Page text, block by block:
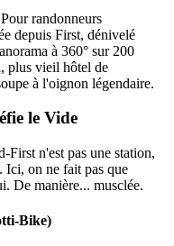
randonneurs
depuis First, dénivelé
à 360° sur 200
plus vieil hôtel de
à l'oignon légendaire.
le Vide
First n'est pas une station,
Ici, on ne fait pas que
De manière... musclée.
Bike)